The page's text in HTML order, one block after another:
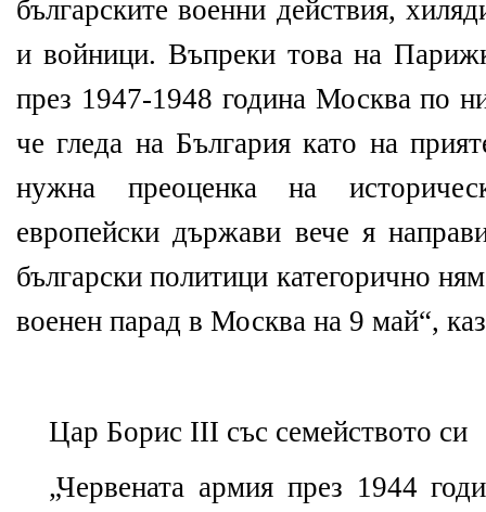
българските военни действия,
и войници. Въпреки това на
през 1947-1948 година Москва по
че гледа на България като на
нужна преоценка на
европейски държави вече я
български политици категорично
военен парад в Москва на 9 май“,
Цaр Борис III със семейството си
„Червената армия през 1944